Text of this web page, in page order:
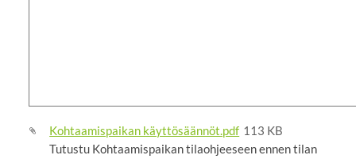
Kohtaamispaikan käyttösäännöt.pdf 113 KB
Tutustu Kohtaamispaikan tilaohjeeseen ennen tilan